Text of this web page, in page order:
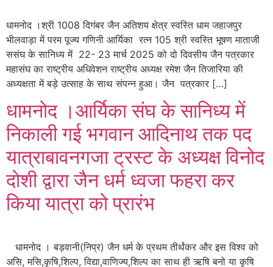
धामनोद ।श्री 1008 दिगंबर जैन अतिशय क्षेत्र स्वस्ति धाम जहाजपुर
भीलवाड़ा में परम पूज्य गणिनी आर्यिका रत्न 105 श्री स्वस्ति भूषण माताजी
ससंघ के सानिध्य में 22- 23 मार्च 2025 को दो दिवसीय जैन पत्रकार
महासंघ का राष्ट्रीय अधिवेशन राष्ट्रीय अध्यक्ष रमेश जैन तिजारिया की
अध्यक्षता में बड़े उत्साह के साथ संपन्न हुआ। जैन पत्रकार […]
धामनोद ।आर्यिका संघ के सानिध्य में
निकाली गई भगवान आदिनाथ तक पद
यात्राबावनगजा ट्रस्ट के अध्यक्ष विनोद
दोशी द्वारा जैन धर्म ध्वजा फहरा कर
किया यात्रा को प्रारंभ
धामनोद । बड़वानी(निप्र) जैन धर्म के प्रथम तीर्थंकर और इस विश्व को
असि, मसि,कृषि,शिल्प, विद्या,वाणिज्य,शिल्प का साथ ही ऋषि बनो या कृषि